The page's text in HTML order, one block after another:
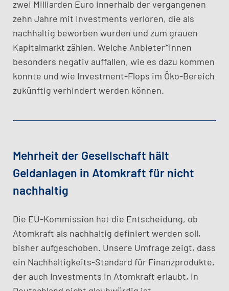
zwei Milliarden Euro innerhalb der vergangenen
zehn Jahre mit Investments verloren, die als
nachhaltig beworben wurden und zum grauen
Kapitalmarkt zählen. Welche Anbieter*innen
besonders negativ auffallen, wie es dazu kommen
konnte und wie Investment-Flops im Öko-Bereich
zukünftig verhindert werden können.
Mehrheit der Gesellschaft hält
Geldanlagen in Atomkraft für nicht
nachhaltig
​Die EU-Kommission hat die Entscheidung, ob
Atomkraft als nachhaltig definiert werden soll,
bisher aufgeschoben. Unsere Umfrage zeigt, dass
ein Nachhaltigkeits-Standard für Finanzprodukte,
der auch Investments in Atomkraft erlaubt, in